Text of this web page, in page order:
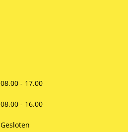
08.00 - 17.00
08.00 - 16.00
Gesloten